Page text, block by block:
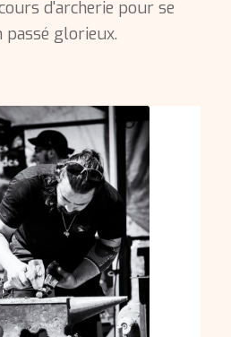
d'archerie pour se
glorieux.